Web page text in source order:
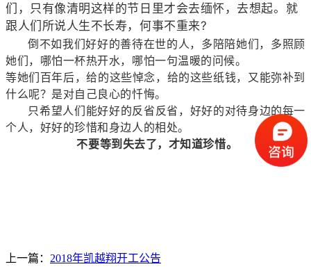
们，只有像清明这样的节日里才会去缅怀，去想起。就
跟人们所说人生不长寿，何事不重来?
倒不如我们好好的善待在世的人，多陪陪她们，多照顾
她们，哪怕一杯热开水，哪怕一句温暖的问候。
等她们百年后，给的这些悼念，给的这些纸钱，又能 弥补到
什么呢？是对自己良心的忏悔。
只希望人们能好好的反省 反省 ，好好的对待身边的每一
个人，好好的珍惜和身边人的相处。
不要等到失去了，才知道珍惜。
上一篇： 2018年凯越翔开工公告